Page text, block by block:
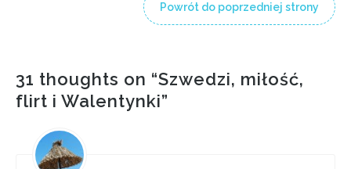
Powrót do poprzedniej strony
31 thoughts on “Szwedzi, miłość,
flirt i Walentynki”